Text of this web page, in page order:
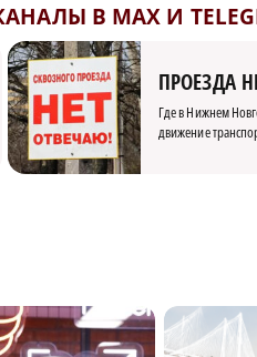
В MAX И
ПРОЕЗДА
Где в Нижнем
движение